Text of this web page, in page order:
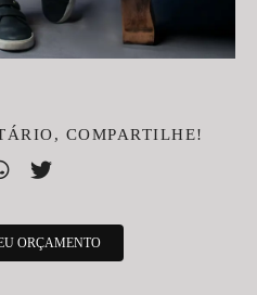
COMPARTILHE!
ORÇAMENTO